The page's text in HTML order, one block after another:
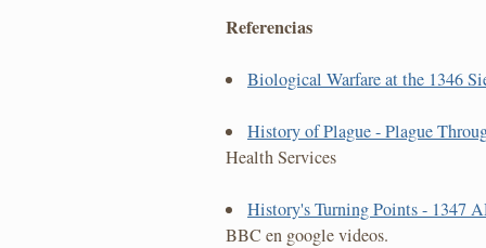
Referencias
Biological Warfare at the 1346
History of Plague - Plague
Health Services
History's Turning Points - 1347
BBC en google videos.